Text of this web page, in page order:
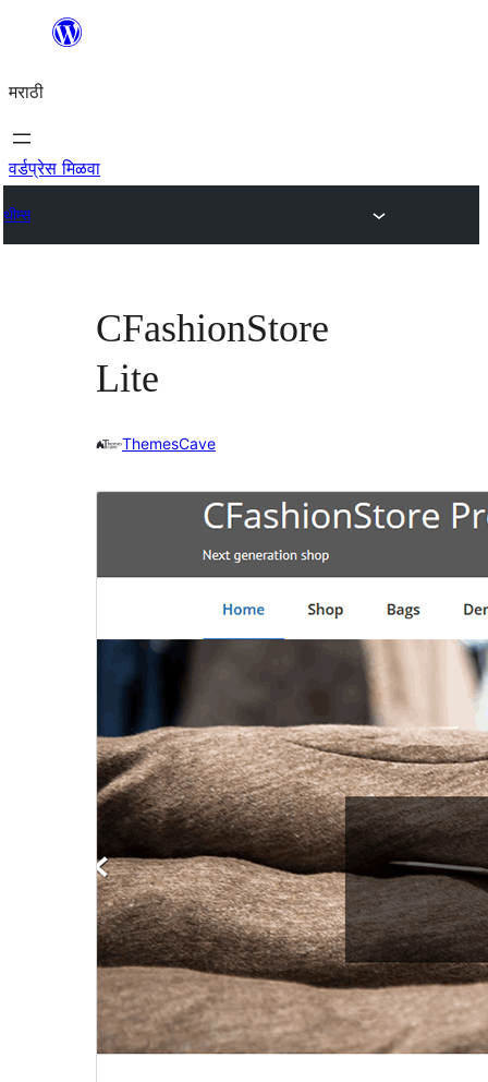
सामुग्रीवर
मराठी
वर्डप्रेस मिळवा
थीम्स
CFashionStore
Lite
ThemesCave